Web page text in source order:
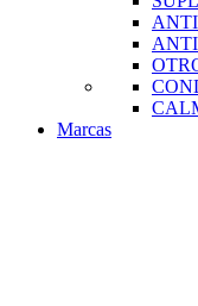
Marcas